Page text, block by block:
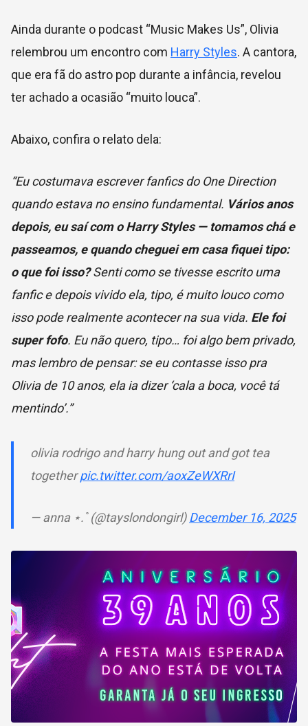
Ainda durante o podcast “Music Makes Us”, Olivia
relembrou um encontro com Harry Styles. A cantora,
que era fã do astro pop durante a infância, revelou
ter achado a ocasião “muito louca”.
Abaixo, confira o relato dela:
“Eu costumava escrever fanfics do One Direction
quando estava no ensino fundamental. Vários anos
depois, eu saí com o Harry Styles — tomamos chá e
passeamos, e quando cheguei em casa fiquei tipo:
o que foi isso?Senti como se tivesse escrito uma
fanfic e depois vivido ela, tipo, é muito louco como
isso pode realmente acontecer na sua vida. Ele foi
super fofo. Eu não quero, tipo… foi algo bem privado,
mas lembro de pensar: se eu contasse isso pra
Olivia de 10 anos, ela ia dizer ‘cala a boca, você tá
mentindo’.”
olivia rodrigo and harry hung out and got tea
togetherpic.twitter.com/aoxZeWXRrI
— anna ⋆. ̊ (@tayslondongirl)December 16, 2025